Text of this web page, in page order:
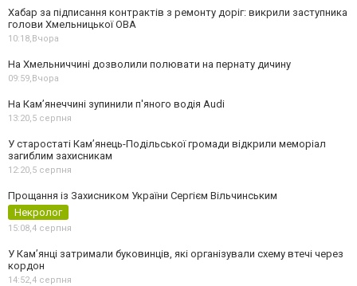
Хабар за підписання контрактів з ремонту доріг: викрили заступника
голови Хмельницької ОВА
10:18,Вчора
На Хмельниччині дозволили полювати на пернату дичину
09:59,Вчора
На Камʼянеччині зупинили п'яного водія Audi
13:20,5 серпня
У старостаті Кам’янець-Подільської громади відкрили меморіал
загиблим захисникам
12:20,5 серпня
Прощання із Захисником України Сергієм Вільчинським
Некролог
15:08,4 серпня
У Кам’янці затримали буковинців, які організували схему втечі через
кордон
14:52,4 серпня